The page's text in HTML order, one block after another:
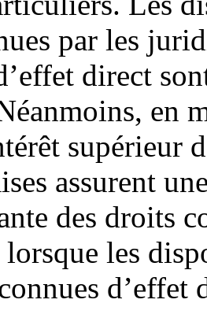
par les
direct
en
supérieur
assurent
des droits
lorsque les
d’effet